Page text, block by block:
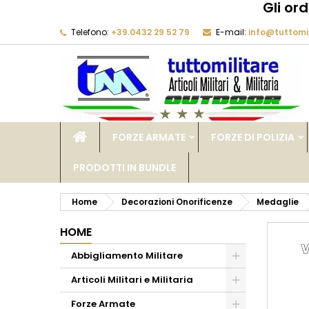
Gli
Telefono: +39.0432 29 52 79 E-mail:
FORZE ARMATE FORZE DI POLIZIA
PRODOTTI IN BUNDLE
Home Decorazioni Onorificenze Medaglie
HOME
Abbigliamento Militare
Articoli Militari e Militaria
Forze Armate